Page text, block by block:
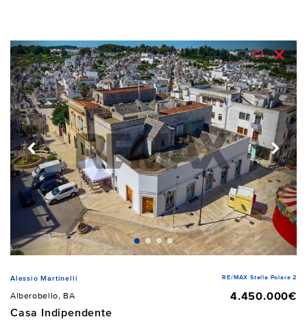
Alessio Martinelli RE/MAX Stella Polare 2
Alberobello, BA
4.450.000€
Casa Indipendente